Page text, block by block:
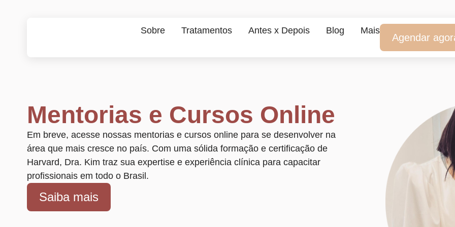
Sobre Tratamentos Antes x Depois Blog Mais
Agendar
Mentorias e Cursos Online
Em breve, acesse nossas mentorias e cursos online para se desenvolver na
área que mais cresce no país. Com uma sólida formação e certificação de
Harvard, Dra. Kim traz sua expertise e experiência clínica para capacitar
profissionais em todo o Brasil.
Saiba mais